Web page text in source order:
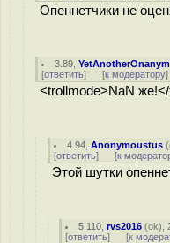
Опеннетчики не
3.89 ,YetAnotherOnanym
[ответить] [к модератору]
<trollmode>NaN
4.94 ,Anonymoustus (
[ответить] [к
Этой шутки
5.110 ,rvs2016 (ok),
[ответить] [к